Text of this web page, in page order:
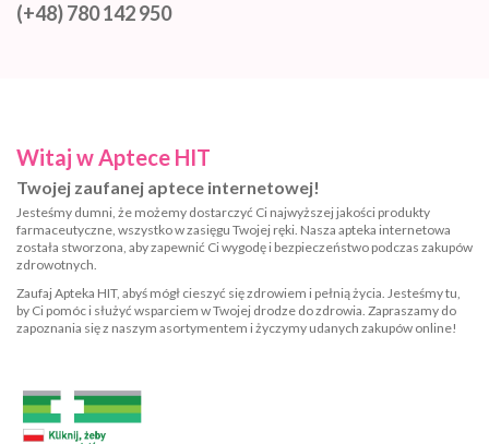
(+48) 780 142 950
Witaj w Aptece HIT
Twojej zaufanej aptece internetowej!
Jesteśmy dumni, że możemy dostarczyć Ci najwyższej jakości produkty
farmaceutyczne, wszystko w zasięgu Twojej ręki. Nasza apteka internetowa
została stworzona, aby zapewnić Ci wygodę i bezpieczeństwo podczas zakupów
zdrowotnych.
Zaufaj Apteka HIT, abyś mógł cieszyć się zdrowiem i pełnią życia. Jesteśmy tu,
by Ci pomóc i służyć wsparciem w Twojej drodze do zdrowia. Zapraszamy do
zapoznania się z naszym asortymentem i życzymy udanych zakupów online!